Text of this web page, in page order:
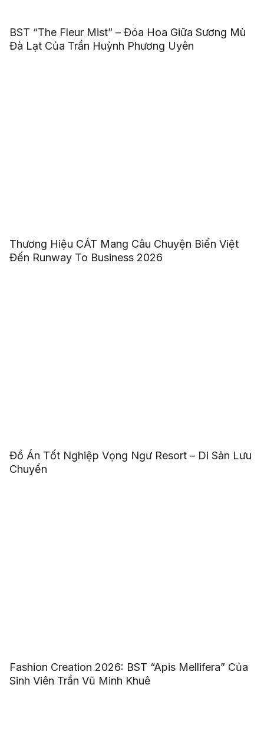
BST “The Fleur Mist” – Đóa Hoa Giữa Sương Mù
Đà Lạt Của Trần Huỳnh Phương Uyên
Thương Hiệu CÁT Mang Câu Chuyện Biển Việt
Đến Runway To Business 2026
Đồ Án Tốt Nghiệp Vọng Ngư Resort – Di Sản Lưu
Chuyển
Fashion Creation 2026: BST “Apis Mellifera” Của
Sinh Viên Trần Vũ Minh Khuê